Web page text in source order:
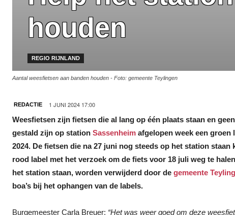
houden
REGIO RIJNLAND
Aantal weesfietsen aan banden houden - Foto: gemeente Teylingen
REDACTIE 1 JUNI 2024 17:00
Weesfietsen zijn fietsen die al lang op één plaats staan en
gestald zijn op station Sassenheim afgelopen week een groen
2024. De fietsen die na 27 juni nog steeds op het station
rood label met het verzoek om de fiets voor 18 juli weg te
het station staan, worden verwijderd door de gemeente
boa’s bij het ophangen van de labels.
Burgemeester Carla Breuer: “Het was weer goed om deze